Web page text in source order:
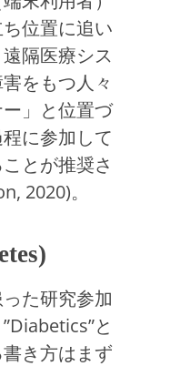
位置に追い
隔医療シス
をもつ人々
」と位置づ
に参加して
とが推奨さ
2020)。
た研究参加
と
き方はまず